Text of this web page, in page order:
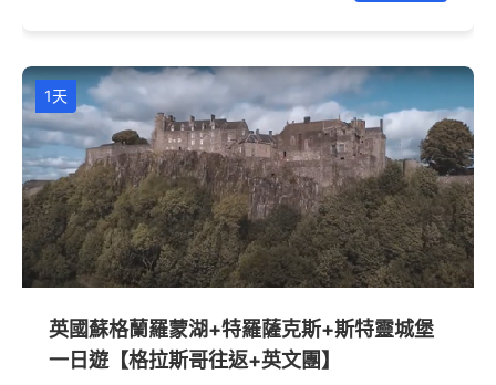
1天
英國蘇格蘭羅蒙湖+特羅薩克斯+斯特靈城堡
一日遊【格拉斯哥往返+英文團】